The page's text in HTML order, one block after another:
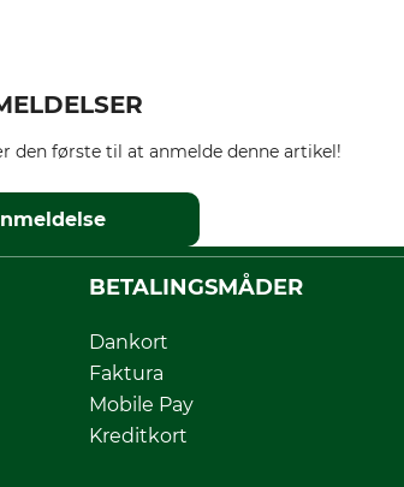
første til at anmelde denne artikel!
BETALINGSMÅDER
Dankort
Faktura
Mobile Pay
Kreditkort